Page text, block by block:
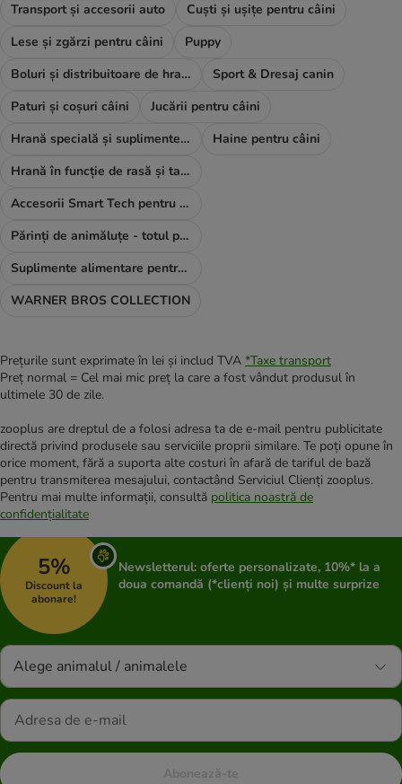
Transport și accesorii auto
Cuști și ușițe pentru câini
Lese și zgărzi pentru câini
Puppy
Boluri și distribuitoare de hrană și apă
Sport & Dresaj canin
Paturi și coșuri câini
Jucării pentru câini
Hrană specială și suplimente alimentare
Haine pentru câini
Hrană în funcție de rasă și talie
Accesorii Smart Tech pentru câini
Părinți de animăluțe - totul pentru TINE
Suplimente alimentare pentru câini
WARNER BROS COLLECTION
Prețurile sunt exprimate în lei și includ TVA *Taxe transport
Preț normal = Cel mai mic preț la care a fost vândut produsul în
ultimele 30 de zile.
zooplus are dreptul de a folosi adresa ta de e-mail pentru publicitate
directă privind produsele sau serviciile proprii similare. Te poți opune în
orice moment, fără a suporta alte costuri în afară de tariful de bază
pentru transmiterea mesajului, contactând Serviciul Clienți zooplus.
Pentru mai multe informații, consultă politica noastră de
confidențialitate
5%
Discount la
abonare!
Newsletterul: oferte personalizate, 10%* la a
doua comandă (*clienți noi) și multe surprize
Alege animalul / animalele
Abonează-te